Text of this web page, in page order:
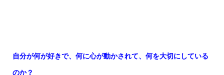
自分が何が好きで、何に心が動かされて、何を大切にしている
のか？